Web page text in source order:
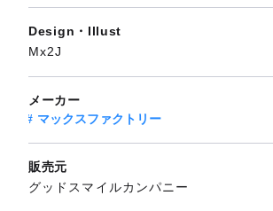
Design・Illust
Mx2J
メーカー
マックスファクトリー
販売元
グッドスマイルカンパニー